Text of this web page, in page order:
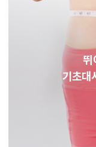
뛰
기초대